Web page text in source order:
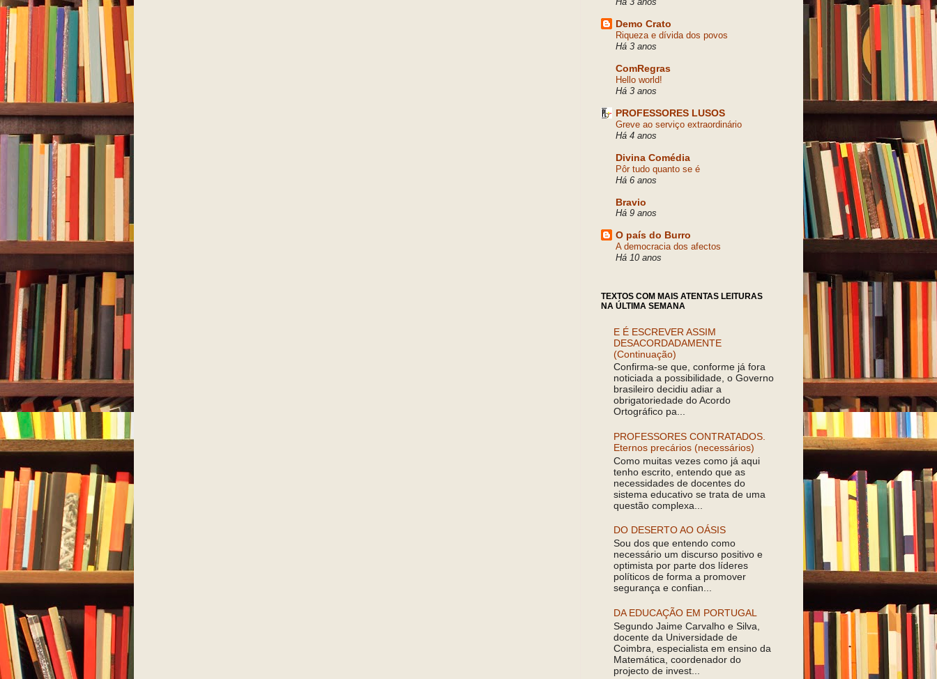
Há 3 anos
Demo Crato
Riqueza e dívida dos povos
Há 3 anos
ComRegras
Hello world!
Há 3 anos
PROFESSORES LUSOS
Greve ao serviço extraordinário
Há 4 anos
Divina Comédia
Pôr tudo quanto se é
Há 6 anos
Bravio
Há 9 anos
O país do Burro
A democracia dos afectos
Há 10 anos
TEXTOS COM MAIS ATENTAS LEITURAS
NA ÚLTIMA SEMANA
E É ESCREVER ASSIM
DESACORDADAMENTE
(Continuação)
Confirma-se que, conforme já fora
noticiada a possibilidade, o Governo
brasileiro decidiu adiar a
obrigatoriedade do Acordo
Ortográfico pa...
PROFESSORES CONTRATADOS.
Eternos precários (necessários)
Como muitas vezes como já aqui
tenho escrito, entendo que as
necessidades de docentes do
sistema educativo se trata de uma
questão complexa...
DO DESERTO AO OÁSIS
Sou dos que entendo como
necessário um discurso positivo e
optimista por parte dos líderes
políticos de forma a promover
segurança e confian...
DA EDUCAÇÃO EM PORTUGAL
Segundo Jaime Carvalho e Silva,
docente da Universidade de
Coimbra, especialista em ensino da
Matemática, coordenador do
projecto de invest...